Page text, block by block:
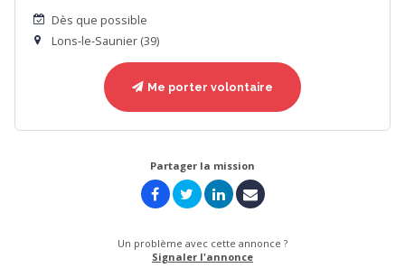
Dès que possible
Lons-le-Saunier (39)
Me porter volontaire
Partager la mission
Un problème avec cette annonce ?
Signaler l'annonce